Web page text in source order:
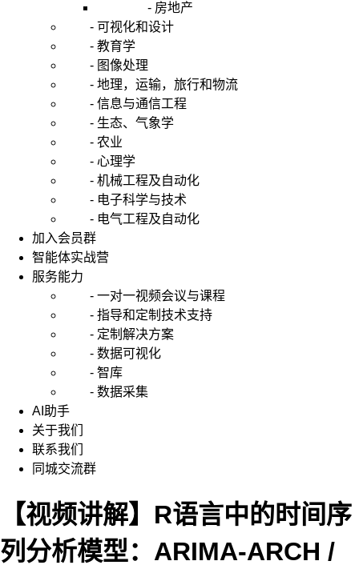
- 房地产
- 可视化和设计
- 教育学
- 图像处理
- 地理，运输，旅行和物流
- 信息与通信工程
- 生态、气象学
- 农业
- 心理学
- 机械工程及自动化
- 电子科学与技术
- 电气工程及自动化
加入会员群
智能体实战营
服务能力
- 一对一视频会议与课程
- 指导和定制技术支持
- 定制解决方案
- 数据可视化
- 智库
- 数据采集
AI助手
关于我们
联系我们
同城交流群
【视频讲解】R语言中的时间序
列分析模型：ARIMA-ARCH /